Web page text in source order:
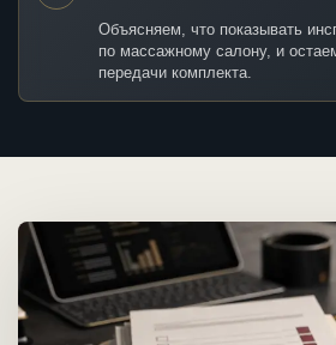
Объясняем, что показывать
по массажному салону, и
передачи комплекта.